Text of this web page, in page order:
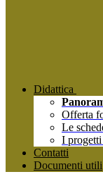
Didattica
Offerta
Le
I progetti
Contatti
Documenti utili